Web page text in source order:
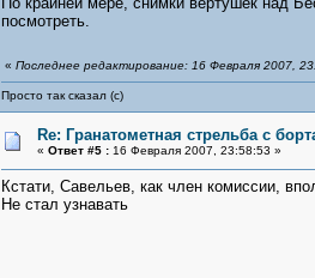
посмотреть.
« Последнее редактирование: 16 Февраля 2007,
Просто так сказал (с)
Re: Гранатометная стрельба с
« Ответ #5 :16 Февраля 2007, 23:58:53 »
Кстати, Савельев, как член комиссии,
Не стал узнавать